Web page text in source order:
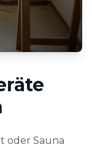
oder Sauna